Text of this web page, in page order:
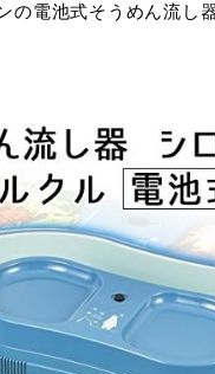
の電池式そうめん流し